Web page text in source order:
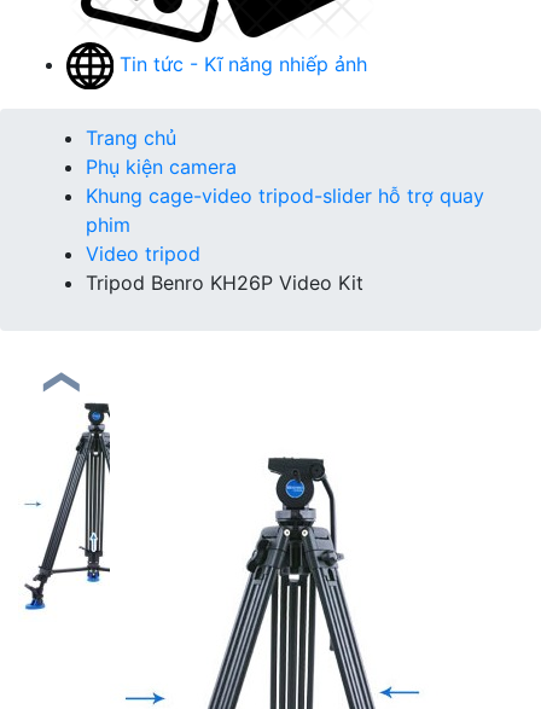
Tin tức - Kĩ năng nhiếp ảnh
Trang chủ
Phụ kiện camera
Khung cage-video tripod-slider hỗ trợ quay
phim
Video tripod
Tripod Benro KH26P Video Kit
❮